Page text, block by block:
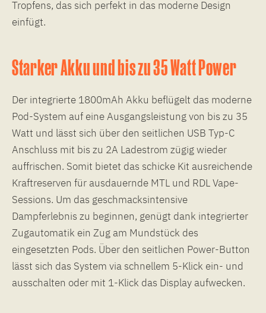
Tropfens, das sich perfekt in das moderne Design
einfügt.
Starker Akku und bis zu 35 Watt Power
Der integrierte 1800mAh Akku beflügelt das moderne
Pod-System auf eine Ausgangsleistung von bis zu 35
Watt und lässt sich über den seitlichen USB Typ-C
Anschluss mit bis zu 2A Ladestrom zügig wieder
auffrischen. Somit bietet das schicke Kit ausreichende
Kraftreserven für ausdauernde MTL und RDL Vape-
Sessions. Um das geschmacksintensive
Dampferlebnis zu beginnen, genügt dank integrierter
Zugautomatik ein Zug am Mundstück des
eingesetzten Pods. Über den seitlichen Power-Button
lässt sich das System via schnellem 5-Klick ein- und
ausschalten oder mit 1-Klick das Display aufwecken.